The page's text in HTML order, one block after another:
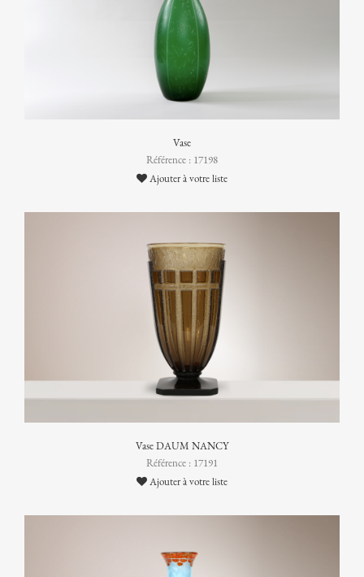
Vase
Référence : 17198
Ajouter à votre liste
Vase DAUM NANCY
Référence : 17191
Ajouter à votre liste